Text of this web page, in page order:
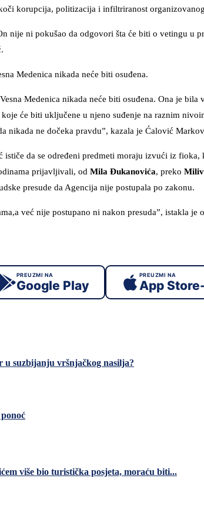
korupcija, politizacija i infiltriranost
nije ni pokušao da odgovori šta će biti o vetingu u
Medenica nikada neće biti osuđena.
Medenica nikada neće biti osuđena. Ona je
će biti uključene u njeno suđenje na raznim
nikada ne dočeka pravdu”, kazala je Ćalović
da se određeni predmeti moraju izvući iz
prijavljivali, od Mila Đukanovića, preko
presude da Agencija nije postupala po zakonu.
već nije postupano ni nakon presuda”, istakla je
PREUZMI NA
Google Play
PREUZMI NA
App
u suzbijanju vršnjačkog nasilja?
više bio turistička posjeta, moraću biti...